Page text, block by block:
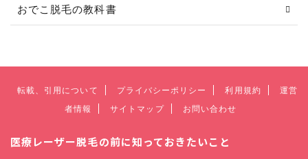
おでこ脱毛の教科書
転載、引用について プライバシーポリシー 利用規約
運営
者情報
サイトマップ お問い合わせ
医療レーザー脱毛の前に知っておきたいこと